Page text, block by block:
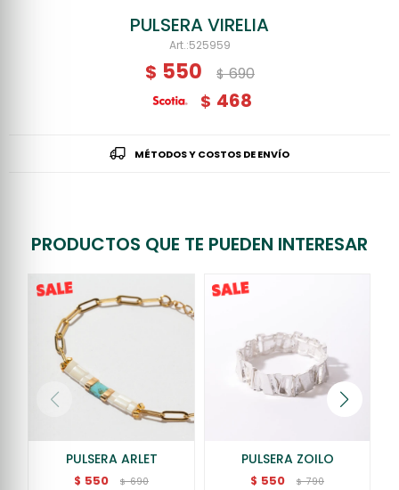
PULSERA VIRELIA
525959
$ 550 $ 690
$ 468
MÉTODOS Y COSTOS DE ENVÍO
PRODUCTOS QUE TE PUEDEN INTERESAR
PULSERA ARLET
$ 550 $ 690
PULSERA ZOILO
$ 550 $ 790